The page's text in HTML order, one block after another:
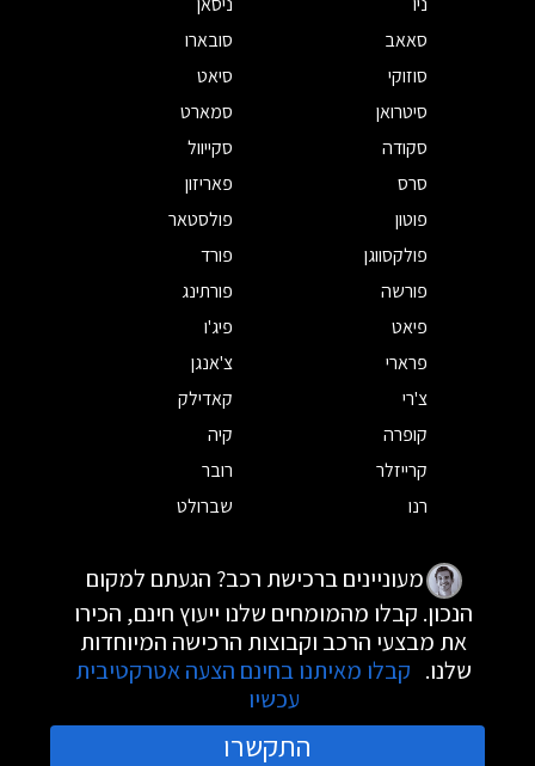
סאאב
סובארו
סוזוקי
סיאט
סיטרואן
סמארט
סקודה
סקייוול
סרס
פאריזון
פוטון
פולסטאר
פולקסווגן
פורד
פורשה
פורתינג
פיאט
פיג'ו
פרארי
צ'אנגן
צ'רי
קאדילק
קופרה
קיה
קרייזלר
רובר
רנו
שברולט
מעוניינים ברכישת רכב? הגעתם למקום
הנכון. קבלו מהמומחים שלנו ייעוץ חינם, הכירו
את מבצעי הרכב וקבוצות הרכישה המיוחדות
שלנו. קבלו מאיתנו בחינם הצעה אטרקטיבית
עכשיו
התקשרו